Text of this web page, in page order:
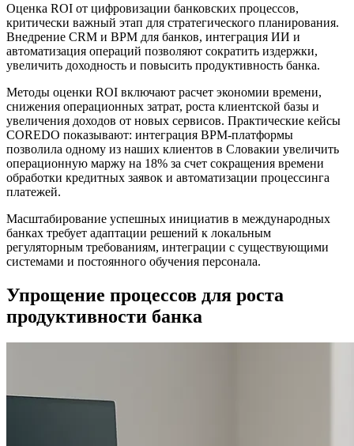
Оценка ROI от цифровизации банковских процессов,
критически важный этап для стратегического планирования.
Внедрение CRM и BPM для банков, интеграция ИИ и
автоматизация операций позволяют сократить издержки,
увеличить доходность и повысить продуктивность банка.
Методы оценки ROI включают расчет экономии времени,
снижения операционных затрат, роста клиентской базы и
увеличения доходов от новых сервисов. Практические кейсы
COREDO показывают: интеграция BPM-платформы
позволила одному из наших клиентов в Словакии увеличить
операционную маржу на 18% за счет сокращения времени
обработки кредитных заявок и автоматизации процессинга
платежей.
Масштабирование успешных инициатив в международных
банках требует адаптации решений к локальным
регуляторным требованиям, интеграции с существующими
системами и постоянного обучения персонала.
Упрощение процессов для роста
продуктивности банка